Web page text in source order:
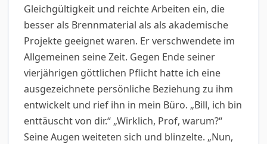
Gleichgültigkeit und reichte Arbeiten ein, die
besser als Brennmaterial als als akademische
Projekte geeignet waren. Er verschwendete im
Allgemeinen seine Zeit. Gegen Ende seiner
vierjährigen göttlichen Pflicht hatte ich eine
ausgezeichnete persönliche Beziehung zu ihm
entwickelt und rief ihn in mein Büro. „Bill, ich bin
enttäuscht von dir.“ „Wirklich, Prof, warum?“
Seine Augen weiteten sich und blinzelte. „Nun,